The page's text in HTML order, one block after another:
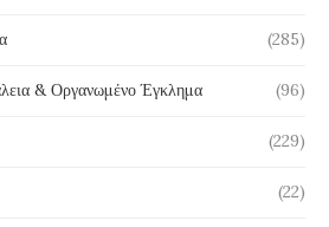
(285)
& Οργανωμένο Έγκλημα (96)
(229)
(22)